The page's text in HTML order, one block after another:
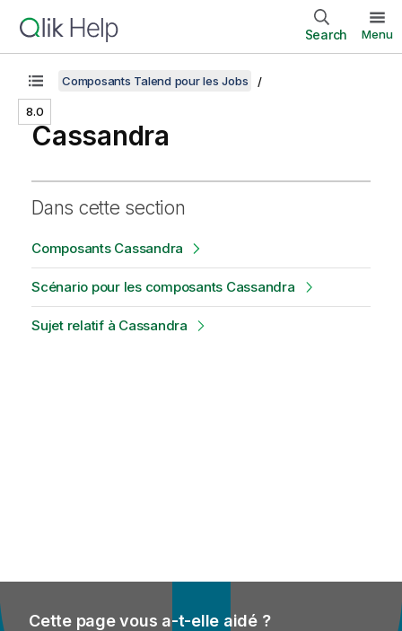
Search Menu
8.0
Composants Talend pour les Jobs
Cassandra
Dans cette section
Composants Cassandra
Scénario pour les composants Cassandra
Sujet relatif à Cassandra
Cette page vous a-t-elle aidé ?